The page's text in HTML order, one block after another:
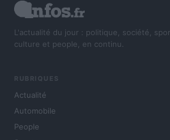
L'actualité du jour : politique, société,
culture et people, en continu.
RUBRIQUES
Actualité
Automobile
People